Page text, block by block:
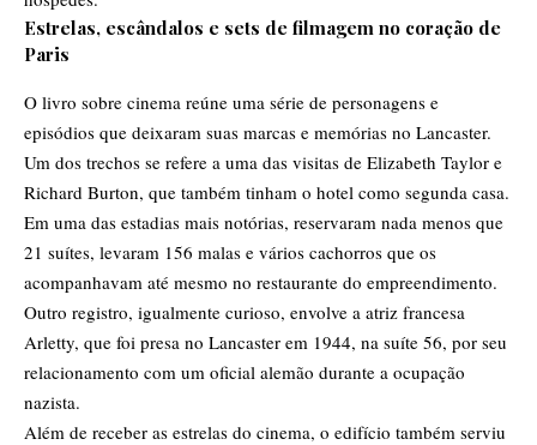
Estrelas, escândalos e sets de filmagem no coração de
Paris
O livro sobre cinema reúne uma série de personagens e
episódios que deixaram suas marcas e memórias no Lancaster.
Um dos trechos se refere a uma das visitas de Elizabeth Taylor e
Richard Burton, que também tinham o hotel como segunda casa.
Em uma das estadias mais notórias, reservaram nada menos que
21 suítes, levaram 156 malas e vários cachorros que os
acompanhavam até mesmo no restaurante do empreendimento.
Outro registro, igualmente curioso, envolve a atriz francesa
Arletty, que foi presa no Lancaster em 1944, na suíte 56, por seu
relacionamento com um oficial alemão durante a ocupação
nazista.
Além de receber as estrelas do cinema, o edifício também serviu